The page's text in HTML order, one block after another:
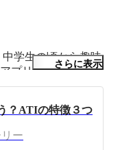
学生の頃から趣味
プリケーションの
を経て Web業界
事業会社にて、
エンジニアリング、
(PHPフレームワー
さらに表示
？ATIの特徴３つ
ー